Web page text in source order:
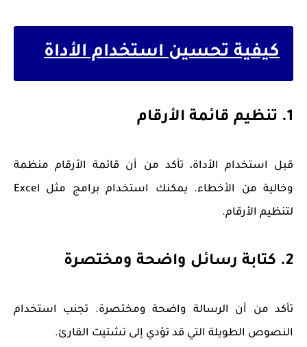
كيفية تحسين استخدام الأداة
1. تنظيم قائمة الأرقام
قبل استخدام الأداة، تأكد من أن قائمة الأرقام منظمة
وخالية من الأخطاء. يمكنك استخدام برامج مثل Excel
لتنظيم الأرقام.
2. كتابة رسائل واضحة ومختصرة
تأكد من أن الرسالة واضحة ومختصرة. تجنب استخدام
النصوص الطويلة التي قد تؤدي إلى تشتيت القارئ.